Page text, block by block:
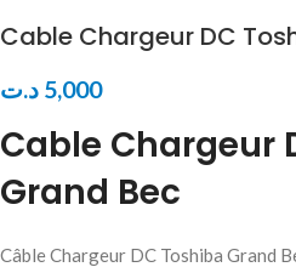
Cable Chargeur DC
5,000 د.ت
Cable Chargeur
Grand Bec
Câble Chargeur DC Toshiba Grand